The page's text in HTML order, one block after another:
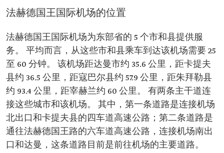
法赫德国王国际机场的位置
法赫德国王国际机场为东部省的 5 个市和县提供服
务。 平均而言，从这些市和县乘车到达该机场需要 25
至 60 分钟。 该机场距达曼市约 35.6 公里，距卡提夫
县约 36.5 公里，距寇巴尔县约 57.9 公里，距朱拜勒县
约 93.4 公里，距宰赫兰约 60 公里。 有两条主干道连
接这些城市和该机场。 其中，第一条道路是连接机场
北出口和卡提夫县的四车道高速公路；第二条道路是
通往法赫德国王路的六车道高速公路，连接机场南出
口和达曼，这条道路目前是前往机场的主要道路。